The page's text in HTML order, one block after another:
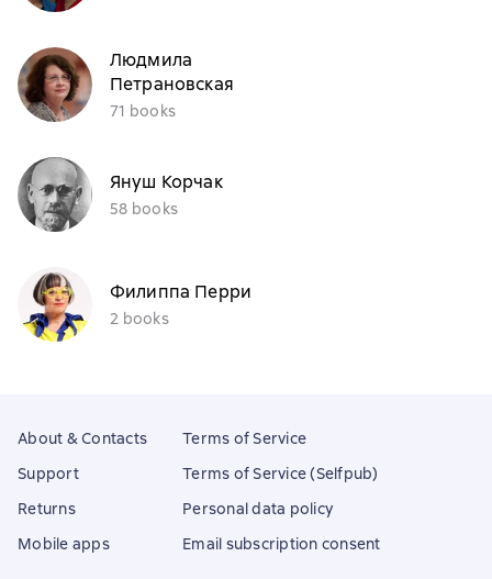
Людмила
Петрановская
71 books
Януш Корчак
58 books
Филиппа Перри
2 books
About & Contacts
Support
Returns
Mobile apps
Terms of Service
Terms of Service (Selfpub)
Personal data policy
Email subscription consent